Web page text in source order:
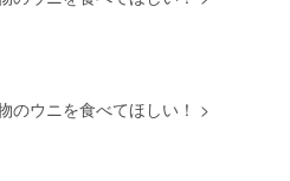
のウニを食べてほしい！ >